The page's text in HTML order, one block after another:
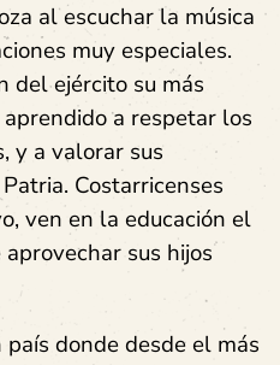
al escuchar la música
muy especiales.
del ejército su más
a respetar los
y a valorar sus
Costarricenses
ven en la educación el
sus hijos
donde desde el más